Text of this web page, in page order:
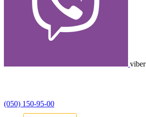
viber
(050) 150-95-00